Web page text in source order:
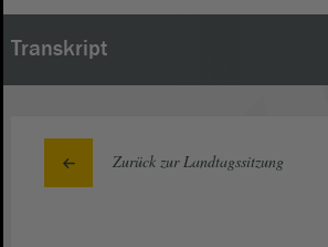
Transkript
Zurück zur Landtagssitzung